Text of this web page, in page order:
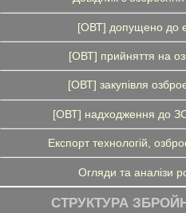
[ОВТ] допущено до
[ОВТ] прийняття на
[ОВТ] закупівля
[ОВТ] надходження до
Експорт технологій,
Огляди та аналізи
СТРУКТУРА